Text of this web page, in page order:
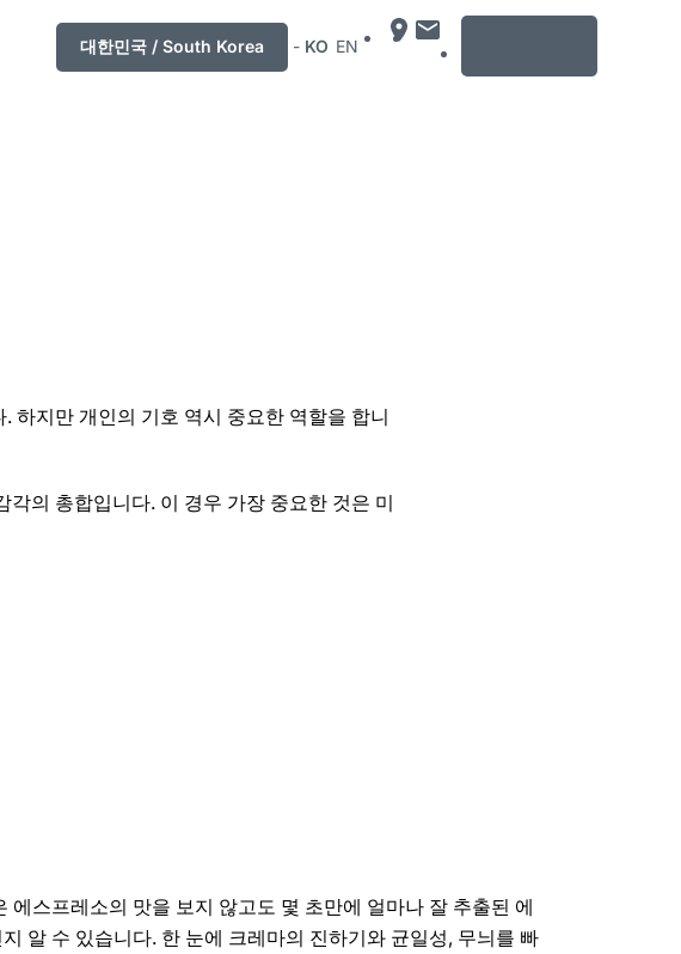
대한민국 / South Korea - KO EN
하지만 개인의 기호 역시 중요한 역할을 합니
의 총합입니다. 이 경우 가장 중요한 것은 미
에스프레소의 맛을 보지 않고도 몇 초만에 얼마나 잘 추출된 에
알 수 있습니다. 한 눈에 크레마의 진하기와 균일성, 무늬를 빠